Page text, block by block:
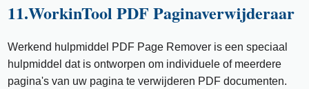
11.WorkinTool PDF Paginaverwijderaar
Werkend hulpmiddel PDF Page Remover is een speciaal
hulpmiddel dat is ontworpen om individuele of meerdere
pagina's van uw pagina te verwijderen PDF documenten.